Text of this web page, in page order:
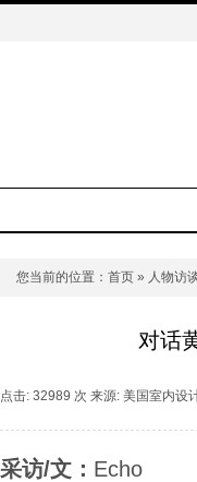
您当前的位置： 首页 » 人物访
对话
点击: 32989 次 来源: 美国室内设
采访/文： Echo